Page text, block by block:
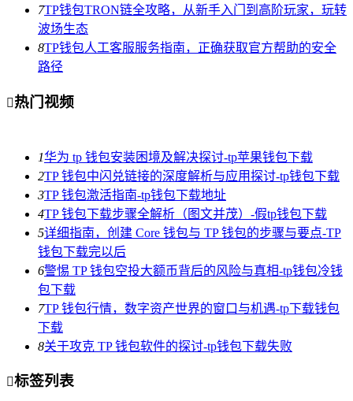
7TP钱包TRON链全攻略，从新手入门到高阶玩家，玩转
波场生态
8TP钱包人工客服服务指南，正确获取官方帮助的安全
路径
热门视频
1华为 tp 钱包安装困境及解决探讨-tp苹果钱包下载
2TP 钱包中闪兑链接的深度解析与应用探讨-tp钱包下载
3TP 钱包激活指南-tp钱包下载地址
4TP 钱包下载步骤全解析（图文并茂）-假tp钱包下载
5详细指南，创建 Core 钱包与 TP 钱包的步骤与要点-TP
钱包下载完以后
6警惕 TP 钱包空投大额币背后的风险与真相-tp钱包冷钱
包下载
7TP 钱包行情，数字资产世界的窗口与机遇-tp下载钱包
下载
8关于攻克 TP 钱包软件的探讨-tp钱包下载失败
标签列表